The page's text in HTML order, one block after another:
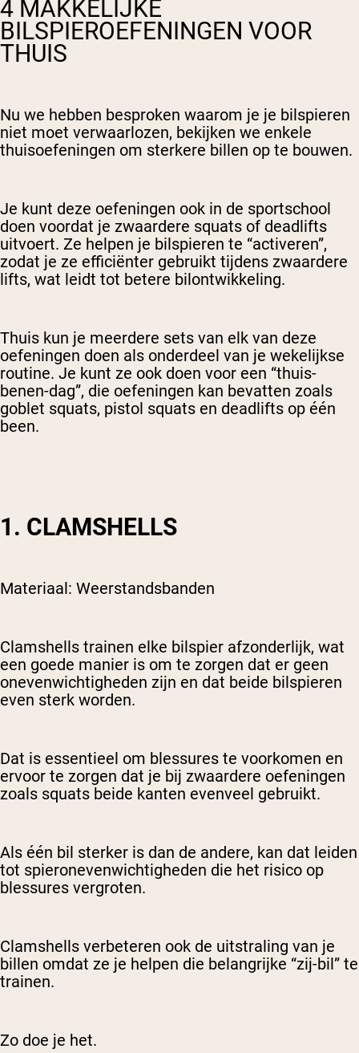
4 MAKKELIJKE
BILSPIEROEFENINGEN VOOR
THUIS
Nu we hebben besproken waarom je je bilspieren
niet moet verwaarlozen, bekijken we enkele
thuisoefeningen om sterkere billen op te bouwen.
Je kunt deze oefeningen ook in de sportschool
doen voordat je zwaardere squats of deadlifts
uitvoert. Ze helpen je bilspieren te “activeren”,
zodat je ze efficiënter gebruikt tijdens zwaardere
lifts, wat leidt tot betere bilontwikkeling.
Thuis kun je meerdere sets van elk van deze
oefeningen doen als onderdeel van je wekelijkse
routine. Je kunt ze ook doen voor een “thuis-
benen-dag”, die oefeningen kan bevatten zoals
goblet squats, pistol squats en deadlifts op één
been.
1. CLAMSHELLS
Materiaal: Weerstandsbanden
Clamshells trainen elke bilspier afzonderlijk, wat
een goede manier is om te zorgen dat er geen
onevenwichtigheden zijn en dat beide bilspieren
even sterk worden.
Dat is essentieel om blessures te voorkomen en
ervoor te zorgen dat je bij zwaardere oefeningen
zoals squats beide kanten evenveel gebruikt.
Als één bil sterker is dan de andere, kan dat leiden
tot spieronevenwichtigheden die het risico op
blessures vergroten.
Clamshells verbeteren ook de uitstraling van je
billen omdat ze je helpen die belangrijke “zij-bil” te
trainen.
Zo doe je het.